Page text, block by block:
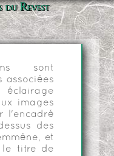
du Revest
sont
associées
images
l'encadré
des
et
le titre de